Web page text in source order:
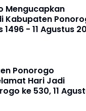
Mengucapkan
Kabupaten
1496 - 11 Agustus
Ponorogo
Hari Jadi
ke 530, 11